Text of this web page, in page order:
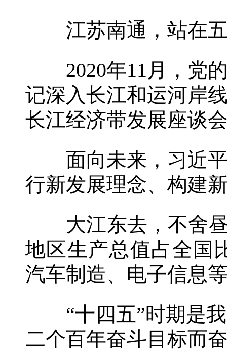
江苏南通，站在五
2020年11月，党的
记深入长江和运河岸
长江经济带发展座谈
面向未来，习近平
行新发展理念、构建
大江东去，不舍昼
地区生产总值占全国
汽车制造、电子信息
“十四五”时期是我
二个百年奋斗目标而